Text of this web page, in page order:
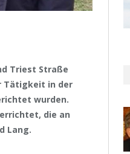
Triest Straße
Tätigkeit in der
wurden.
die an
Lang.